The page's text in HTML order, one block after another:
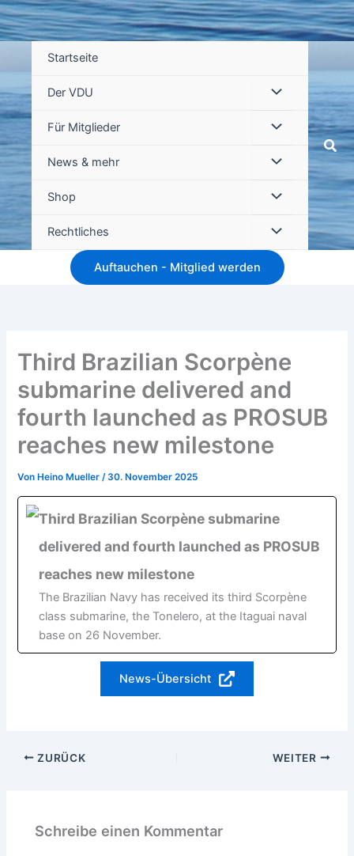
Startseite
Der VDU
Für Mitglieder
News & mehr
Shop
Rechtliches
Auftauchen - Mitglied werden
Third Brazilian Scorpène
submarine delivered and
fourth launched as PROSUB
reaches new milestone
Von Heino Mueller/30. November 2025
Third Brazilian Scorpène submarine
delivered and fourth launched as PROSUB
reaches new milestone
The Brazilian Navy has received its third Scorpène
class submarine, the Tonelero, at the Itaguai naval
base on 26 November.
News-Übersicht
ZURÜCK WEITER
Schreibe einen Kommentar